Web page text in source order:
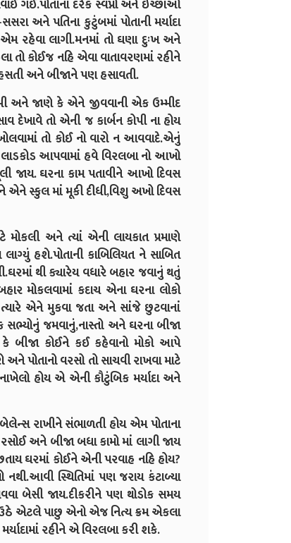
ગઈ.પોતાના દરેક સ્વપ્નો અને ઇચ્છાઓ
અને પતિના કુટુંબમાં પોતાની મર્યાદા
રહેવા લાગી.મનમાં તો ઘણા દુઃખ અને
તો કોઈજ નહિ એવા વાતાવરણમાં રહીને
અને બીજાને પણ હસાવતી.
અને જાણે કે એને જીવવાની એક ઉમ્મીદ
તો એની જ કાર્બન કોપી ના હોય
તો કોઈ નો વારો ન આવવાદે.એનું
આપવામાં હવે વિરલબા નો આખો
જાય. ઘરના કામ પતાવીને આખો દિવસ
સ્કુલ માં મૂકી દીધી,વિશુ અખો દિવસ
મોકલી અને ત્યાં એની લાયકાત પ્રમાણે
હશે.પોતાની કાબિલિયત ને સાબિત
થી ક્યારેય વધારે બહાર જવાનું થતું
કદાચ એના ઘરના લોકો
એને મુકવા જતા અને સાંજે છુટવાનાં
જમવાનું,નાસ્તો અને ઘરના બીજા
બીજા કોઈને કઈ કહેવાનો મોકો આપે
અને પોતાનો વરસો તો સાચવી રાખવા માટે
હોય એ એની કૌટુંબિક મર્યાદા અને
રાખીને સંભાળતી હોય એમ પોતાના
અને બીજા બધા કામો માં લાગી જાય
ઘરમાં કોઈને એની પરવાહ નહિ હોય?
નથી.આવી સ્થિતિમાં પણ જરાય કંટાળ્યા
બેસી જાય.દીકરીને પણ થોડોક સમય
એટલે પાછુ એનો એજ નિત્ય ક્રમ એકલા
રહીને એ વિરલબા કરી શકે.